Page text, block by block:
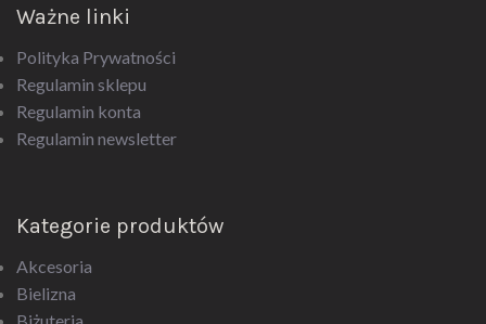
Polityka Prywatności
Regulamin sklepu
Regulamin konta
Regulamin newsletter
Akcesoria
Bielizna
Biżuteria